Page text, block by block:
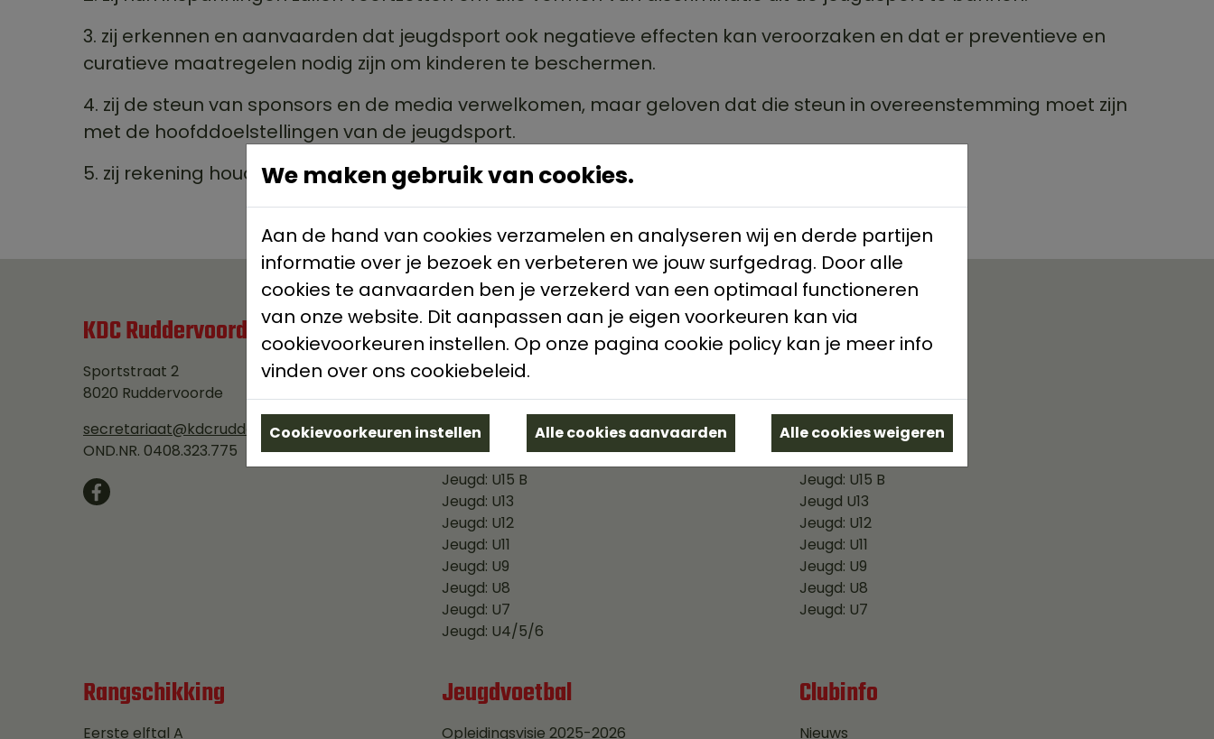
3. zij erkennen en aanvaarden dat jeugdsport ook negatieve effecten kan veroorzaken en dat er preventieve en
curatieve maatregelen nodig zijn om kinderen te beschermen.
4. zij de steun van sponsors en de media verwelkomen, maar geloven dat die steun in overeenstemming moet zijn
met de hoofddoelstellingen van de jeugdsport.
5. zij rekening houden met de rechten van het kind in de sport.
KDC Ruddervoorde
Sportstraat 2
8020 Ruddervoorde
secretariaat@kdcruddervoorde.be
OND.NR. 0408.323.775
Teams
Eerste elftal A
Reserven
Jeugd: U17
Jeugd: U15 A
Jeugd: U15 B
Jeugd: U13
Jeugd: U12
Jeugd: U11
Jeugd: U9
Jeugd: U8
Jeugd: U7
Jeugd: U4/5/6
Matchen
Reserven
Jeugd: U17
Jeugd: U15 A
Jeugd: U15 B
Jeugd U13
Jeugd: U12
Jeugd: U11
Jeugd: U9
Jeugd: U8
Jeugd: U7
Rangschikking
Eerste elftal A
Jeugdvoetbal
Opleidingsvisie 2025-2026
Clubinfo
Nieuws
We maken gebruik van cookies.
Aan de hand van cookies verzamelen en analyseren wij en derde partijen
informatie over je bezoek en verbeteren we jouw surfgedrag. Door alle
cookies te aanvaarden ben je verzekerd van een optimaal functioneren
van onze website. Dit aanpassen aan je eigen voorkeuren kan via
cookievoorkeuren instellen. Op onze pagina cookie policy kan je meer info
vinden over ons cookiebeleid.
Cookievoorkeuren instellen Alle cookies weigeren